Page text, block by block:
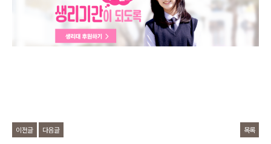
이전글 다음글 목록